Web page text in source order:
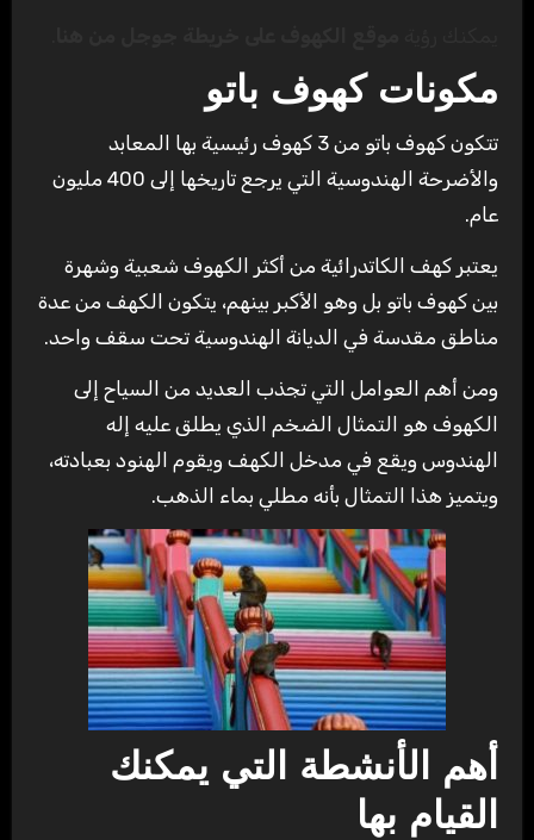
مكونات كهوف باتو
تتكون كهوف باتو من 3 كهوف رئيسية بها المعابد
والأضرحة الهندوسية التي يرجع تاريخها إلى 400 مليون
عام.
يعتبر كهف الكاتدرائية من أكثر الكهوف شعبية وشهرة
بين كهوف باتو بل وهو الأكبر بينهم، يتكون الكهف من عدة
مناطق مقدسة في الديانة الهندوسية تحت سقف واحد.
ومن أهم العوامل التي تجذب العديد من السياح إلى
الكهوف هو التمثال الضخم الذي يطلق عليه إله
الهندوس ويقع في مدخل الكهف ويقوم الهنود بعبادته،
ويتميز هذا التمثال بأنه مطلي بماء الذهب.
أهم الأنشطة التي يمكنك
القيام بها